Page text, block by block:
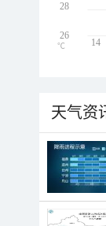
14
28
26
℃
天气资